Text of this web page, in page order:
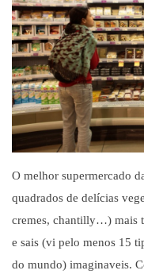
O melhor supermercado
quadrados de delícias
cremes, chantilly…) mais
e sais (vi pelo menos 15
do mundo) imaginaveis.